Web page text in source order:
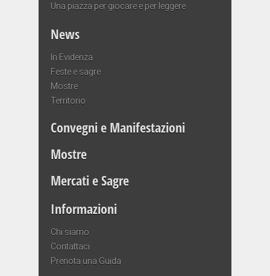
Una piazza per giocare e per leggere
News
In Evidenza
Feste e sagre
Mostre
Territorio
Convegni e Manifestazioni
Mostre
Mercati e Sagre
Informazioni
Chi siamo
Contattaci
Prenota una Guida